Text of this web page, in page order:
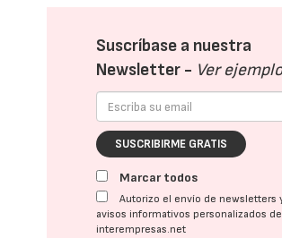
Suscríbase a nuestra
Newsletter - Ver
SUSCRIBIRME GRATIS
Marcar todos
Autorizo el envío de newsletters
avisos informativos personalizados de
interempresas.net